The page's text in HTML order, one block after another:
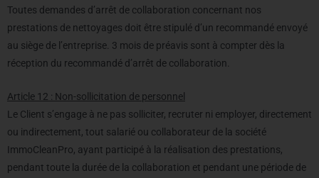
Toutes demandes d’arrêt de collaboration concernant nos
prestations de nettoyages doit être stipulé d’un recommandé envoyé
au siège de l’entreprise. 3 mois de préavis sont à compter dès la
réception du recommandé d’arrêt de collaboration.
Article 12 : Non-sollicitation de personnel
Le Client s’engage à ne pas solliciter, recruter ni employer, directement
ou indirectement, tout salarié ou collaborateur de la société
ImmoCleanPro, ayant participé à la réalisation des prestations,
pendant toute la durée de la collaboration et pendant une période de